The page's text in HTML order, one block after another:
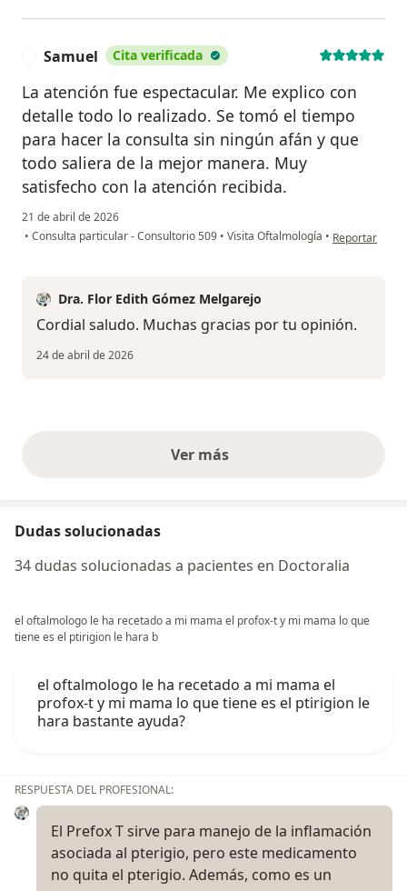
Samuel Cita verificada
La atención fue espectacular. Me explico con
detalle todo lo realizado. Se tomó el tiempo
para hacer la consulta sin ningún afán y que
todo saliera de la mejor manera. Muy
satisfecho con la atención recibida.
21 de abril de 2026
• Consulta particular - Consultorio 509 • Visita Oftalmología • en opinión
Reportar
Dra. Flor Edith Gómez Melgarejo
Cordial saludo. Muchas gracias por tu opinión.
24 de abril de 2026
Ver másopiniones anteriores
Dudas solucionadas
34 dudas solucionadas a pacientes en Doctoralia
el oftalmologo le ha recetado a mi mama el profox-t y mi mama lo que
tiene es el ptirigion le hara b
el oftalmologo le ha recetado a mi mama el
profox-t y mi mama lo que tiene es el ptirigion le
hara bastante ayuda?
RESPUESTA DEL PROFESIONAL:
El Prefox T sirve para manejo de la inflamación
asociada al pterigio, pero este medicamento
no quita el pterigio. Además, como es un